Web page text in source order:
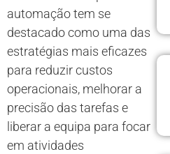
automação tem se
destacado como uma das
estratégias mais eficazes
para reduzir custos
operacionais, melhorar a
precisão das tarefas e
liberar a equipa para focar
em atividades